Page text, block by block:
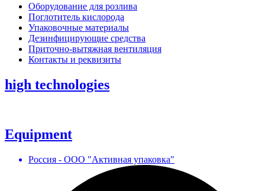
Оборудование для розлива
Поглотитель кислорода
Упаковочные материалы
Дезинфицирующие средства
Приточно-вытяжная вентиляция
Контакты и реквизиты
high technologies
Equipment
Россия - ООО "Активная упаковка"